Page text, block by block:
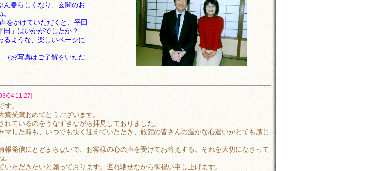
ん春らしくなり、玄関のお
をかけていただくと、平田
田」はいかがでしたか？
るような、楽しいページに
（お写真はご了解をいただ
04 11:27]
す。
賞受賞おめでとうございます。
れているのをうなずきながら拝見しておりました。
マした時も、いつでも快く迎えていただき、旅館の皆さんの温かな心遣いがとても感じ
報発信にとどまらないで、お客様の心の声を受けてお答えする。それを大切になさって
。
いただきたいと願っております。遅れ馳せながら御祝い申し上げます。